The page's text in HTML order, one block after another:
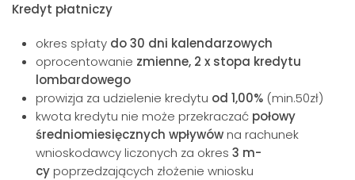
Kredyt płatniczy
okres spłaty do 30 dni kalendarzowych
oprocentowanie zmienne, 2 x stopa kredytu
lombardowego
prowizja za udzielenie kredytu od 1,00% (min.50zł)
kwota kredytu nie może przekraczać połowy
średniomiesięcznych wpływówna rachunek
wnioskodawcy liczonych za okres 3 m-
cypoprzedzających złożenie wniosku